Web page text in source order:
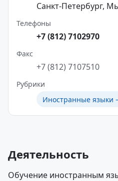
Санкт-Петербург,
Телефоны
+7 (812) 7102970
Факс
+7 (812) 7107510
Рубрики
Иностранные языки
Деятельность
Обучение иностранным